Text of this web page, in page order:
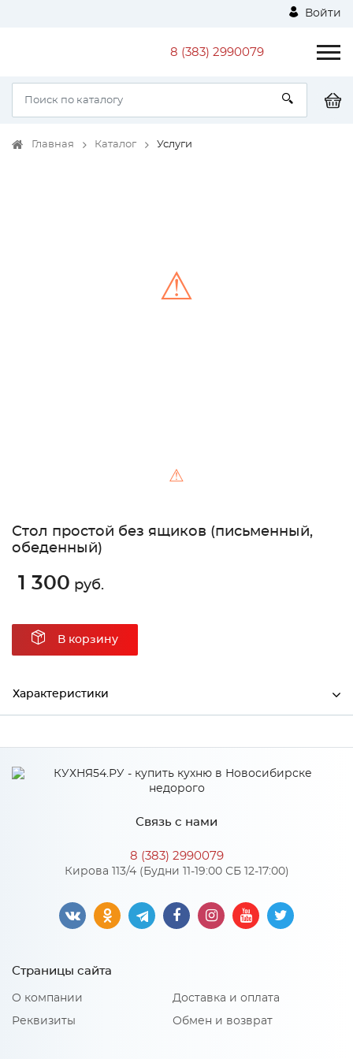
Войти
8 (383) 2990079
Главная Каталог Услуги
⚠
⚠
Стол простой без ящиков (письменный,
обеденный)
1 300 руб.
В корзину
Характеристики
Связь с нами
8 (383) 2990079
Кирова 113/4 (Будни 11-19:00 СБ 12-17:00)
Страницы сайта
О компании
Реквизиты
Доставка и оплата
Обмен и возврат